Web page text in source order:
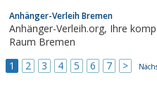
Anhänger-Verleih Bremen
Anhänger-Verleih.org, Ihre kompetente Anhänger Vermietung im
Raum Bremen
1
2 3 4 5 6 7 >